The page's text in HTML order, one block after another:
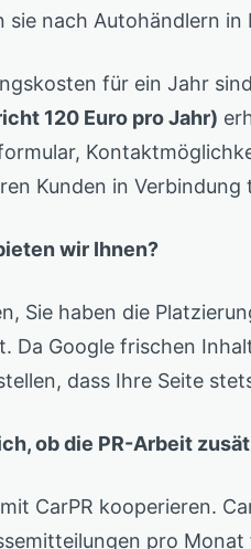
sie nach Autohändlern in
für ein Jahr
120 Euro pro Jahr)
Kunden in Verbindung
wir Ihnen?
Sie haben die
Da Google frischen
dass Ihre Seite
ob die PR-Arbeit
CarPR kooperieren.
pro